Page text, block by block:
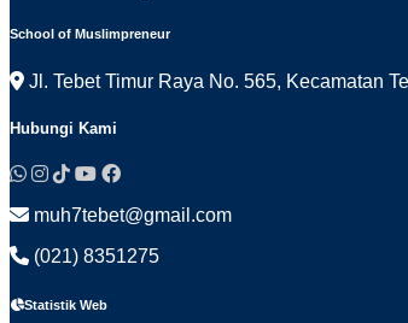
School of Muslimpreneur
Jl. Tebet Timur Raya No. 565, Kecamatan
Hubungi Kami
muh7tebet@gmail.com
(021) 8351275
Statistik Web